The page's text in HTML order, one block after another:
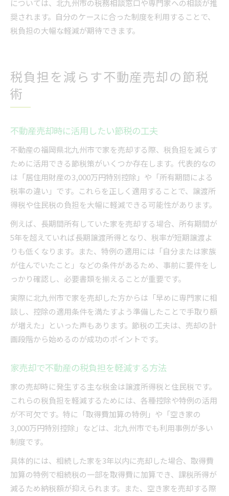
については、北九州市の税務相談窓口や専門家への相談が推
奨されます。自分のケースに合った制度を利用することで、
税負担の大幅な軽減が期待できます。
税負担を減らす不動産売却の節税
術
不動産売却時に活用したい節税の工夫
不動産の福岡県北九州市で家を売却する際、税負担を減らす
ために活用できる節税策がいくつか存在します。代表的なの
は「居住用財産の3,000万円特別控除」や「所有期間による
税率の違い」です。これらを正しく適用することで、譲渡所
得税や住民税の負担を大幅に軽減できる可能性があります。
例えば、長期間所有していた家を売却する場合、所有期間が
5年を超えていれば長期譲渡所得となり、税率が短期譲渡よ
りも低くなります。また、特例の適用には「自分または家族
が住んでいたこと」などの条件があるため、事前に要件をし
っかり確認し、必要書類を揃えることが重要です。
実際に北九州市で家を売却した方からは「早めに専門家に相
談し、控除の適用条件を満たすよう準備したことで手取り額
が増えた」といった声もあります。節税の工夫は、売却の計
画段階から始めるのが成功のポイントです。
家売却で不動産の税負担を軽減する方法
家の売却時に発生する主な税金は譲渡所得税と住民税です。
これらの税負担を軽減するためには、各種控除や特例の活用
が不可欠です。特に「取得費加算の特例」や「空き家の
3,000万円特別控除」などは、北九州市でも利用事例が多い
制度です。
具体的には、相続した家を3年以内に売却した場合、取得費
加算の特例で相続税の一部を取得費に加算でき、課税所得が
減るため納税額が抑えられます。また、空き家を売却する際